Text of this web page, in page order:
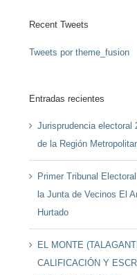
Recent Tweets
Tweets por theme_fusion
Entradas recientes
Jurisprudencia electoral
de la Región
Primer Tribunal
la Junta de Vecinos El
Hurtado
EL MONTE
CALIFICACIÓN Y